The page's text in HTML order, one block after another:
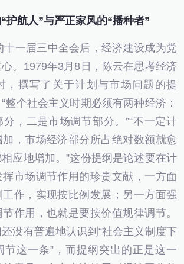
护航人”与严正家风的“播种者”
十一届三中全会后，经济建设成为党
。1979年3月8日，陈云在思考经济
，撰写了关于计划与市场问题的提
整个社会主义时期必须有两种经济：
，二是市场调节部分。”“不一定计
，市场经济部分所占绝对数额就愈
应地增加。”这份提纲是论述要在计
市场调节作用的珍贵文献，一方面
作，实现按比例发展；另一方面强
作用，也就是要按价值规律调节。
没有普遍地认识到“社会主义制度下
节这一条”，而提纲突出的正是这一